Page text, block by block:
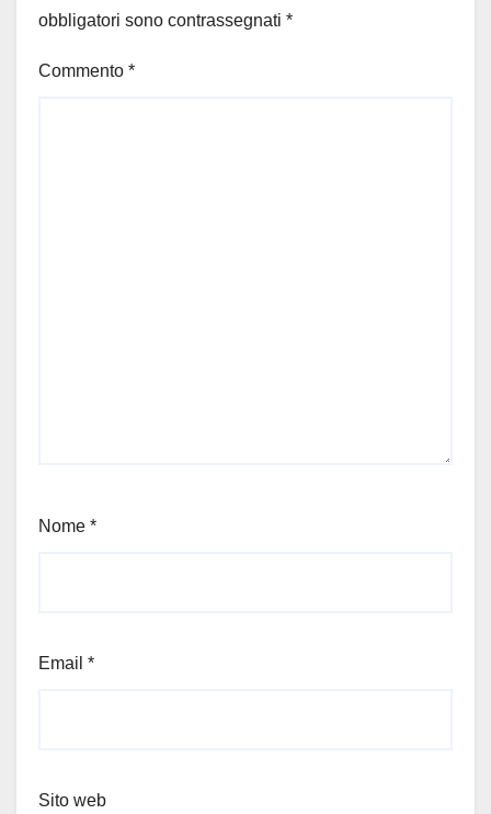
obbligatori sono contrassegnati *
Commento *
Nome *
Email *
Sito web